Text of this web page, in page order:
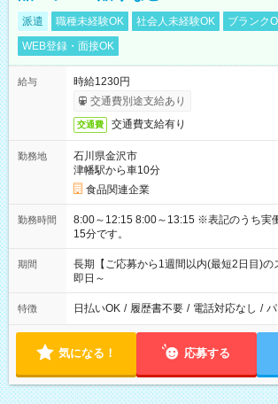
派遣 職種未経験OK 社会人未経験OK
ブランク
WEB登録・面接OK
給与
時給1230円
交通費別途支給あり
交通費 交通費支給有り
勤務地
石川県金沢市
津幡駅から車10分
食品関連企業
勤務時間
8:00～12:15 8:00～13:15 ※表記のうち実働4時間15分から5時間
15分です。
期間
長期【ご応募から1週間以内(最短2日目)の
即日～
特徴 日払いOK / 履歴書不要 / 電話対応なし /
気になる！ 応募する